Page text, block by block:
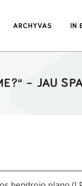
ARCHYVAS IN
– JAU